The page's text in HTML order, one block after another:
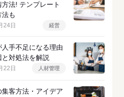
法! テンプレート
も
24日 経営
人手不足になる理由
と対処法を解説
22日 人材管理
集客方法・アイデア